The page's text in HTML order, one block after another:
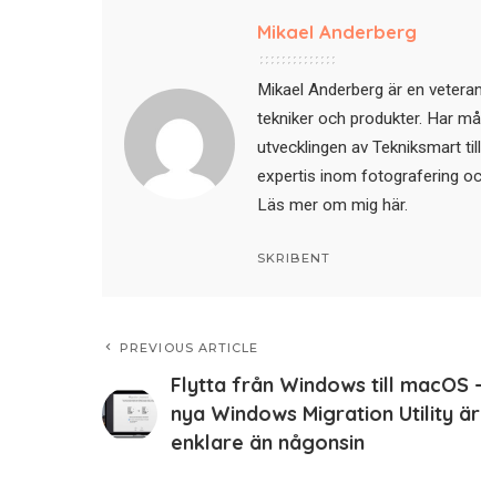
Mikael Anderberg
Mikael Anderberg är en
tekniker och produkter. Har
utvecklingen av Tekniksmart
expertis inom fotografering
Läs mer om mig här.
SKRIBENT
PREVIOUS ARTICLE
Flytta från Windows till macOS
nya Windows Migration Utility är
enklare än någonsin